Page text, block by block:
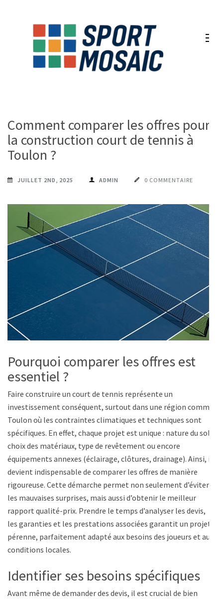
Comment comparer les offres pour
la construction court de tennis à
Toulon ?
JUILLET 2ND, 2025 ADMIN 0 COMMENTAIRE
Pourquoi comparer les offres est
essentiel ?
Faire construire un court de tennis représente un
investissement conséquent, surtout dans une région comme
Toulon où les contraintes climatiques et techniques sont
spécifiques. En effet, chaque projet est unique : nature du sol,
choix des matériaux, type de revêtement ou encore
équipements annexes (éclairage, clôtures, drainage). Ainsi, il
devient indispensable de comparer les offres de manière
rigoureuse. Cette démarche permet non seulement d’éviter
les mauvaises surprises, mais aussi d’obtenir le meilleur
rapport qualité-prix. Prendre le temps d’analyser les devis,
les garanties et les prestations associées garantit un projet
pérenne, parfaitement adapté aux besoins des joueurs et aux
conditions locales.
Identifier ses besoins spécifiques
Avant même de demander des devis, il est crucial de bien